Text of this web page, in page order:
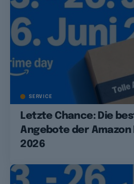
SERVICE
Letzte Chance: Die
Angebote der Amazon
2026